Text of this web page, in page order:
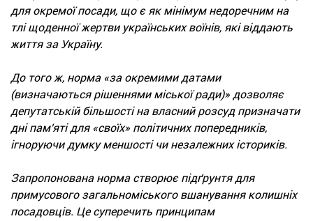
для окремої посади, що є як мінімум недоречним на
тлі щоденної жертви українських воїнів, які віддають
життя за Україну.
До того ж, норма «за окремими датами
(визначаються рішеннями міської ради)» дозволяє
депутатській більшості на власний розсуд призначати
дні пам'яті для «своїх» політичних попередників,
ігноруючи думку меншості чи незалежних істориків.
Запропонована норма створює підґрунтя для
примусового загальноміського вшанування колишніх
посадовців. Це суперечить принципам